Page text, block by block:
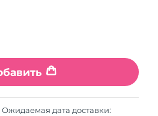
Ожидаемая дата доставки: